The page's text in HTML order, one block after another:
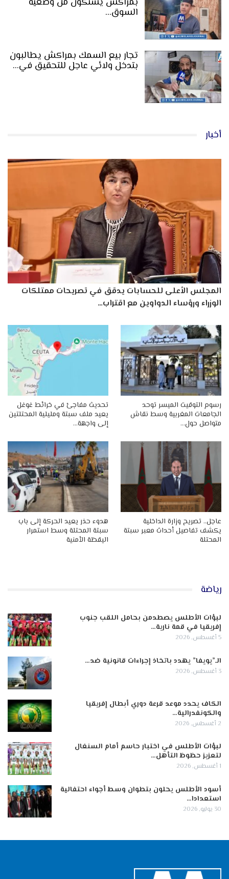
السوق…
تجار بيع السمك بمراكش يطالبون
بتدخل ولائي عاجل للتحقيق في…
أخبار
المجلس الأعلى للحسابات يدقق في تصريحات ممتلكات
الوزراء ورؤساء الدواوين مع اقتراب…
رسوم التوقيت الميسر توحد
الجامعات المغربية وسط نقاش
متواصل حول…
تحديث مفاجئ في خرائط غوغل
يعيد ملف سبتة ومليلية المحتلتين
إلى واجهة…
عاجل.. تصريح وزارة الداخلية
يكشف تفاصيل أحداث معبر سبتة
المحتلة
هدوء حذر يعيد الحركة إلى باب
سبتة المحتلة وسط استمرار
اليقظة الأمنية
رياضة
لبؤات الأطلس يصطدمن بحامل اللقب جنوب
إفريقيا في قمة نارية…
5 أغسطس, 2026
الـ”يويفا” يهدد باتخاذ إجراءات قانونية ضد…
3 أغسطس, 2026
الكاف يحدد موعد قرعة دوري أبطال إفريقيا
والكونفدرالية…
2 أغسطس, 2026
لبؤات الأطلس في اختبار حاسم أمام السنغال
لتعزيز حظوظ التأهل…
1 أغسطس, 2026
أسود الأطلس يحلون بتطوان وسط أجواء احتفالية
استعدادا…
30 يوليو, 2026